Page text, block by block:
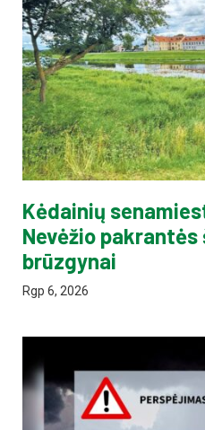
Kėdainių
Nevėžio
brūzgynai
Rgp 6, 2026